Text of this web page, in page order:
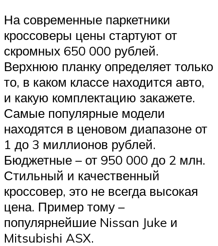
На современные паркетники
кроссоверы цены стартуют от
скромных 650 000 рублей.
Верхнюю планку определяет только
то, в каком классе находится авто,
и какую комплектацию закажете.
Самые популярные модели
находятся в ценовом диапазоне от
1 до 3 миллионов рублей.
Бюджетные – от 950 000 до 2 млн.
Стильный и качественный
кроссовер, это не всегда высокая
цена. Пример тому –
популярнейшие Nissan Juke и
Mitsubishi ASX.